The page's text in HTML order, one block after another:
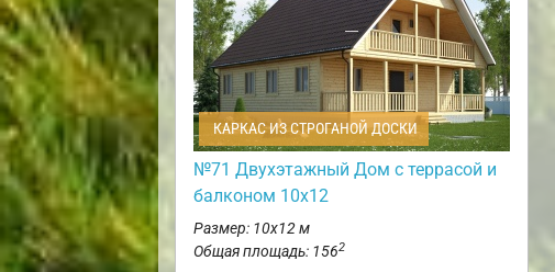
КАРКАС ИЗ СТРОГАНОЙ ДОСКИ
№71 Двухэтажный Дом с террасой и
балконом 10х12
Размер: 10х12 м
Общая площадь: 1562